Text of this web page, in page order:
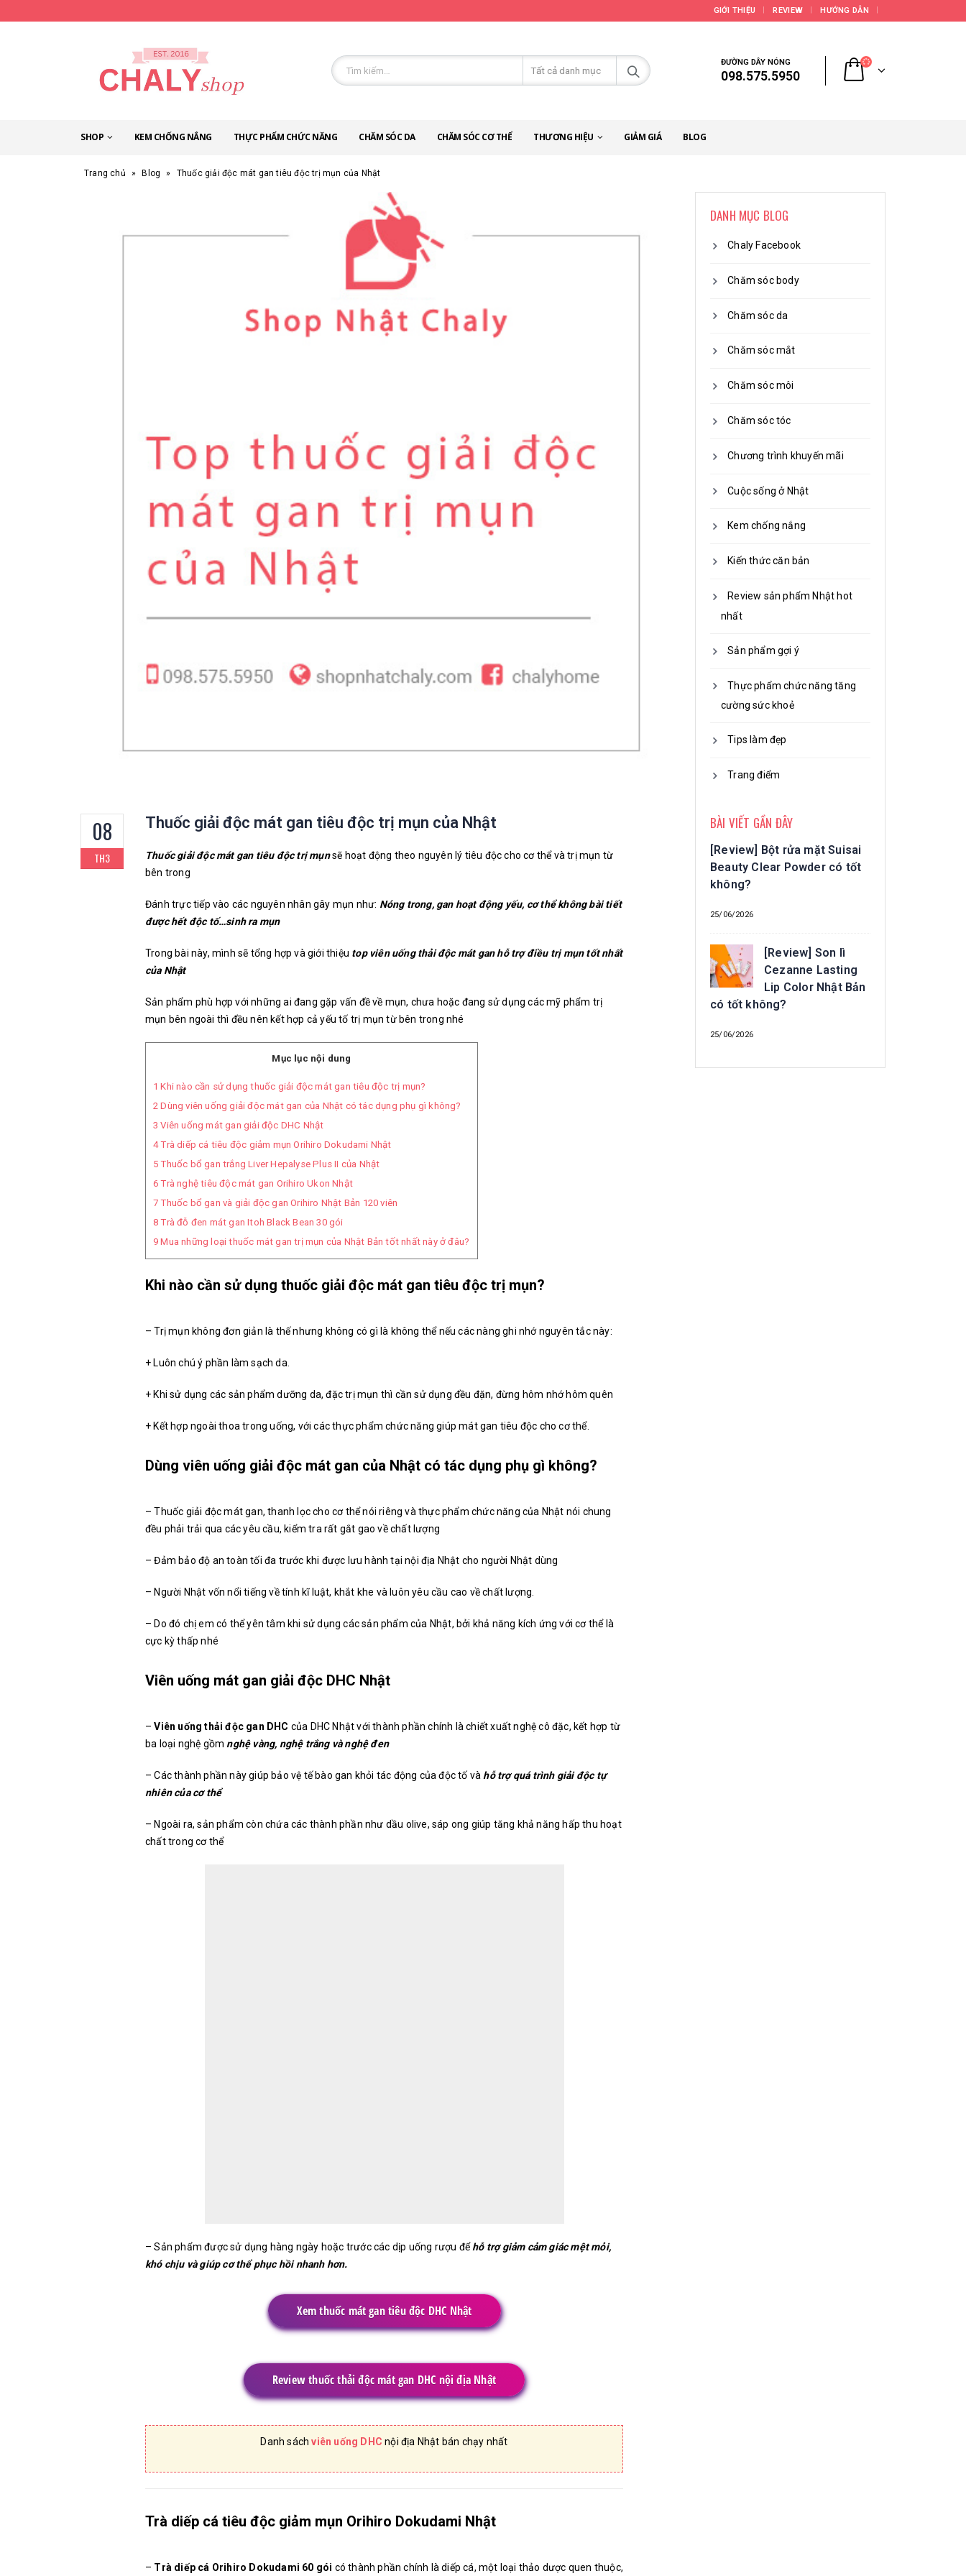
GIỚI THIỆU REVIEW HƯỚNG DẪN
ĐƯỜNG DÂY NÓNG
098.575.5950
SHOP KEM CHỐNG NẮNG THỰC PHẨM CHỨC NĂNG CHĂM SÓC DA CHĂM SÓC CƠ THỂ THƯƠNG HIỆU GIẢM GIÁ BLOG
Trang chủ » Blog » Thuốc giải độc mát gan tiêu độc trị mụn của Nhật
08
TH3
Thuốc giải độc mát gan tiêu độc trị mụn của Nhật
Thuốc giải độc mát gan tiêu độc trị mụnsẽ hoạt động theo nguyên lý tiêu độc cho cơ thể và trị mụn từ
bên trong
Đánh trực tiếp vào các nguyên nhân gây mụn như: Nóng trong, gan hoạt động yếu, cơ thể không bài tiết
được hết độc tố…sinh ra mụn
Trong bài này, mình sẽ tổng hợp và giới thiệu top viên uống thải độc mát gan hỗ trợ điều trị mụn tốt nhất
của Nhật
Sản phẩm phù hợp với những ai đang gặp vấn đề về mụn, chưa hoặc đang sử dụng các mỹ phẩm trị
mụn bên ngoài thì đều nên kết hợp cả yếu tố trị mụn từ bên trong nhé
Mục lục nội dung
1 Khi nào cần sử dụng thuốc giải độc mát gan tiêu độc trị mụn?
2 Dùng viên uống giải độc mát gan của Nhật có tác dụng phụ gì không?
3 Viên uống mát gan giải độc DHC Nhật
4Trà diếp cá tiêu độc giảm mụn Orihiro Dokudami Nhật
5 Thuốc bổ gan trắng Liver Hepalyse Plus II của Nhật
6 Trà nghệ tiêu độc mát gan Orihiro Ukon Nhật
7 Thuốc bổ gan và giải độc gan Orihiro Nhật Bản 120 viên
8 Trà đỗ đen mát gan Itoh Black Bean 30 gói
9 Mua những loại thuốc mát gan trị mụn của Nhật Bản tốt nhất này ở đâu?
Khi nào cần sử dụng thuốc giải độc mát gan tiêu độc trị mụn?
– Trị mụn không đơn giản là thế nhưng không có gì là không thể nếu các nàng ghi nhớ nguyên tắc này:
+ Luôn chú ý phần làm sạch da.
+ Khi sử dụng các sản phẩm dưỡng da, đặc trị mụn thì cần sử dụng đều đặn, đừng hôm nhớ hôm quên
+ Kết hợp ngoài thoa trong uống, với các thực phẩm chức năng giúp mát gan tiêu độc cho cơ thể.
Dùng viên uống giải độc mát gan của Nhật có tác dụng phụ gì không?
– Thuốc giải độc mát gan, thanh lọc cho cơ thể nói riêng và thực phẩm chức năng của Nhật nói chung
đều phải trải qua các yêu cầu, kiểm tra rất gắt gao về chất lượng
– Đảm bảo độ an toàn tối đa trước khi được lưu hành tại nội địa Nhật cho người Nhật dùng
– Người Nhật vốn nổi tiếng về tính kĩ luật, khắt khe và luôn yêu cầu cao về chất lượng.
– Do đó chị em có thể yên tâm khi sử dụng các sản phẩm của Nhật, bởi khả năng kích ứng với cơ thể là
cực kỳ thấp nhé
Viên uống mát gan giải độc DHC Nhật
–Viên uống thải độc gan DHC của DHC Nhậtvới thành phần chính là chiết xuất nghệ cô đặc, kết hợp từ
ba loại nghệ gồmnghệ vàng, nghệ trắng và nghệ đen
– Các thành phần này giúp bảo vệ tế bào gan khỏi tác động của độc tố vàhỗ trợ quá trình giải độc tự
nhiên của cơ thể
– Ngoài ra, sản phẩm còn chứa các thành phần như dầu olive, sáp ong giúp tăng khả năng hấp thu hoạt
chất trong cơ thể
– Sản phẩm được sử dụng hàng ngày hoặc trước các dịp uống rượu đểhỗ trợ giảm cảm giác mệt mỏi,
khó chịu và giúp cơ thể phục hồi nhanh hơn.
Xem thuốc mát gan tiêu độc DHC Nhật
Review thuốc thải độc mát gan DHC nội địa Nhật
Danh sáchviên uống DHC nội địa Nhật bán chạy nhất
Trà diếp cá tiêu độc giảm mụn Orihiro Dokudami Nhật
– Trà diếp cá Orihiro Dokudami 60 gói có thành phần chính là diếp cá, một loại thảo dược quen thuộc,
DANH MỤC BLOG
Chaly Facebook
Chăm sóc body
Chăm sóc da
Chăm sóc mắt
Chăm sóc môi
Chăm sóc tóc
Chương trình khuyến mãi
Cuộc sống ở Nhật
Kem chống nắng
Kiến thức căn bản
Review sản phẩm Nhật hot
nhất
Sản phẩm gợi ý
Thực phẩm chức năng tăng
cường sức khoẻ
Tips làm đẹp
Trang điểm
BÀI VIẾT GẦN ĐÂY
[Review] Bột rửa mặt Suisai
Beauty Clear Powder có tốt
không?
25/06/2026
[Review] Son lì
Cezanne Lasting
Lip Color Nhật Bản
có tốt không?
25/06/2026